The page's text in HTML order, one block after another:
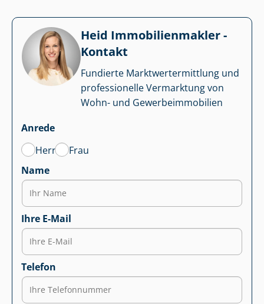
Heid Im­mo­bi­li­en­mak­ler -
Kontakt
Fundierte Markt­wert­ermitt­lung und
professionelle Vermarktung von
Wohn- und Ge­wer­be­im­mo­bi­li­en
Anrede
Herr
Frau
Name
Ihre E-Mail
Telefon